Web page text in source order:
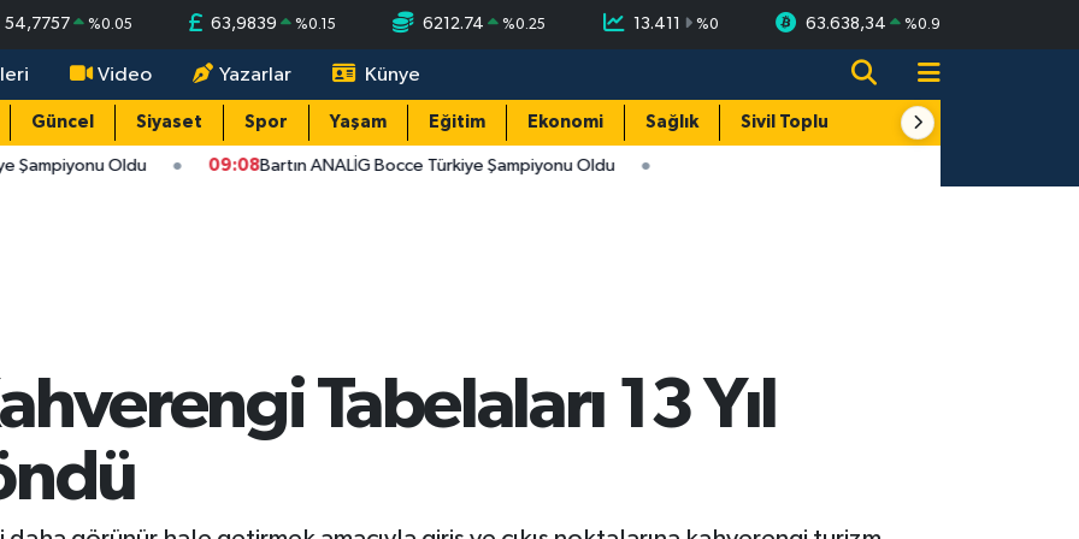
54,7757 %0.05 63,9839 %0.15 6212.74 %0.25 13.411 %0 63.638,34 %0.9
Video Yazarlar Künye
Güncel Siyaset Spor Yaşam Eğitim Ekonomi Sağlık Sivil Toplum Turizm
Şampiyonu Oldu 09:08Bartın ANALİG Bocce Türkiye Şampiyonu Oldu
Tabelaları 13 Yıl